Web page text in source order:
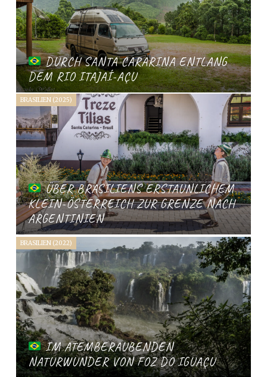
DURCH SANTA CARARINA ENTLANG
DEM RIO ITAJAÍ-AÇU
BRASILIEN (2025)
ÜBER BRASILIENS ERSTAUNLICHEM
KLEIN-ÖSTERREICH ZUR GRENZE NACH
ARGENTINIEN
BRASILIEN (2022)
IM ATEMBERAUBENDEN
NATURWUNDER VON FOZ DO IGUAÇU